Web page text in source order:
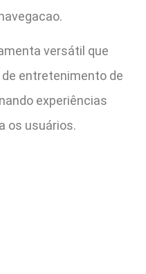
versátil que
entretenimento de
experiências
os usuários.